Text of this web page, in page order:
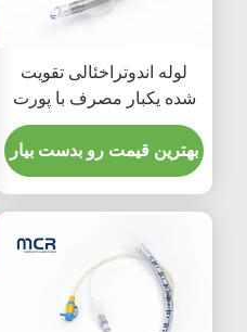
لوله اندوتراخئالی تقویت
شده یکبار مصرف با پورت
مکش برای پیشگیری از
VAP
بهترین قیمت رو بدست بیار